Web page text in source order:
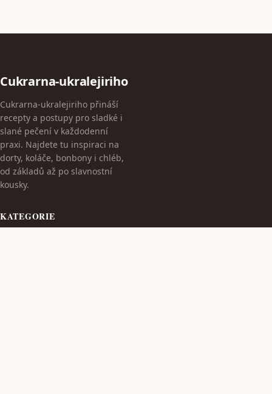
Cukrarna-ukralejiriho
Cukrarna-ukralejiriho přináší
recepty a postupy pro sladké i
slané pečení v každodenní
praxi. Najdete tu inspiraci na
dorty, koláče, bonbony i chléb,
od základů až po slavnostní
kousky.
KATEGORIE